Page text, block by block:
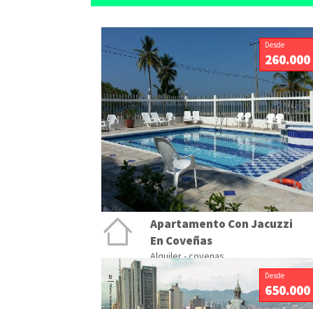
Desde
260.000
Apartamento Con Jacuzzi
En Coveñas
Alquiler - covenas
Desde
650.000